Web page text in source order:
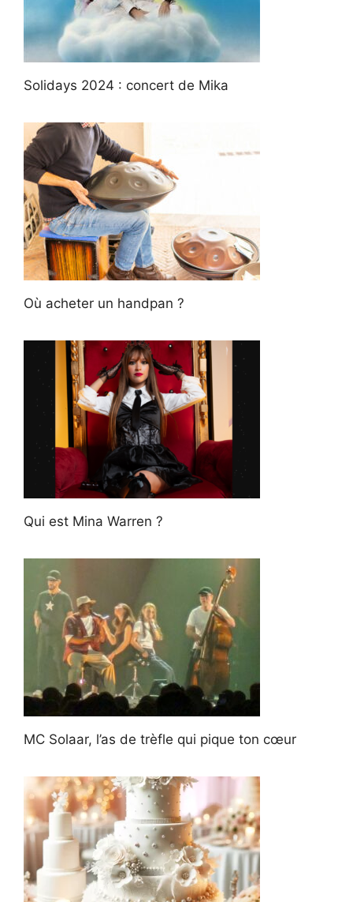
Solidays 2024 : concert de Mika
Où acheter un handpan ?
Qui est Mina Warren ?
MC Solaar, l’as de trèfle qui pique ton cœur